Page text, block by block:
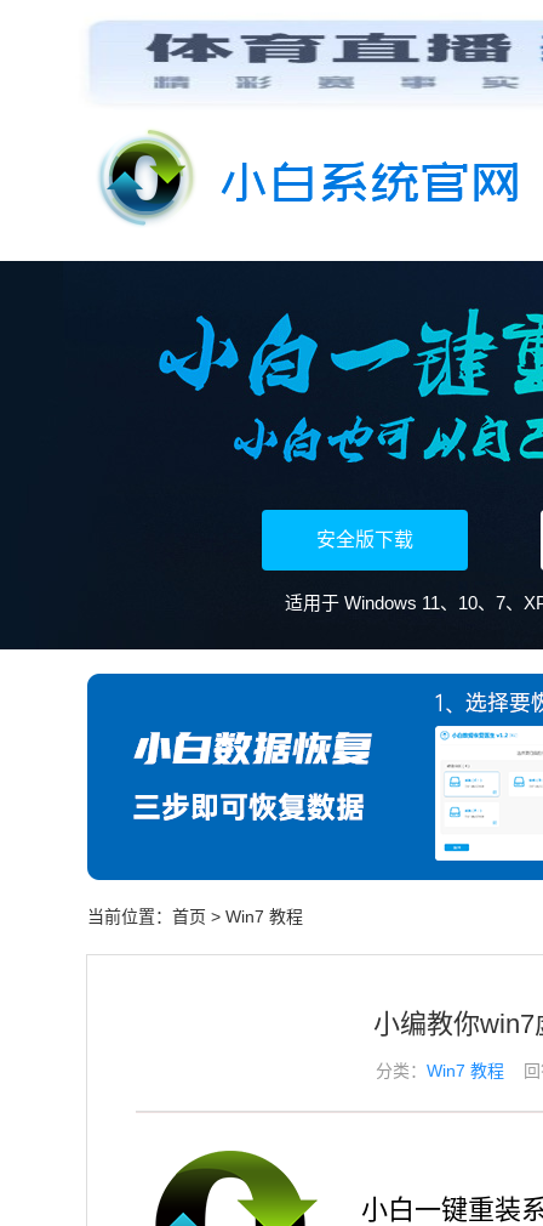
当前位置： 首页 > Win7 教程
小编教你
分类：Win7 教程 回
小白一键重装